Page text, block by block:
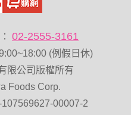
榛果
咖咖 15g 全聯 海苔細
萬歲牌-堅穀力
心 卡廸那 95℃鮮脆三色丁
果
02-2555-3161
(例假日休)
限公司版權所有
Foods Corp.
00007-2